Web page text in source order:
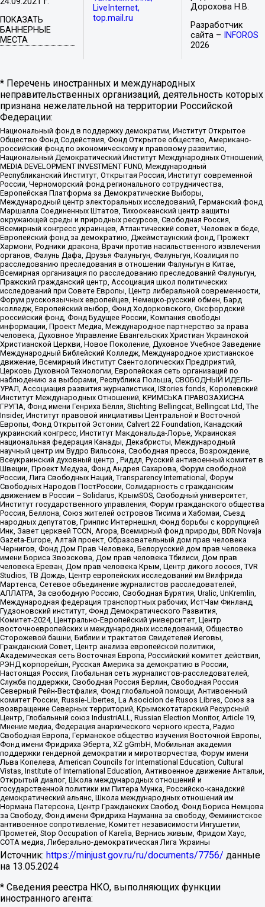
ПОКАЗАТЬ
БАННЕРНЫЕ
МЕСТА
LiveInternet,
top.mail.ru
Дорохова Н.В.
Разработчик
сайта –
INFOROS
2026
* Перечень иностранных и международных
неправительственных организаций, деятельность которых
признана нежелательной на территории Российской
Федерации:
Национальный фонд в поддержку демократии, Институт Открытое
Общество Фонд Содействия, Фонд Открытое общество, Американо-
российский фонд по экономическому и правовому развитию,
Национальный Демократический Институт Международных Отношений,
MEDIA DEVELOPMENT INVESTMENT FUND, Международный
Республиканский Институт, Открытая Россия, Институт современной
России, Черноморский фонд регионального сотрудничества,
Европейская Платформа за Демократические Выборы,
Международный центр электоральных исследований, Германский фонд
Маршалла Соединенных Штатов, Тихоокеанский центр защиты
окружающей среды и природных ресурсов, Свободная Россия,
Всемирный конгресс украинцев, Атлантический совет, Человек в беде,
Европейский фонд за демократию, Джеймстаунский фонд, Прожект
Хармони, Родники дракона, Врачи против насильственного извлечения
органов, Фалунь Дафа, Друзья Фалуньгун, Фалуньгун, Коалиция по
расследованию преследования в отношении Фалуньгун в Китае,
Всемирная организация по расследованию преследований Фалуньгун,
Пражский гражданский центр, Ассоциация школ политических
исследований при Совете Европы, Центр либеральной современности,
Форум русскоязычных европейцев, Немецко-русский обмен, Бард
колледж, Европейский выбор, Фонд Ходорковского, Оксфордский
российский фонд, Фонд Будущее России, Компания свободы
информации, Проект Медиа, Международное партнерство за права
человека, Духовное Управление Евангельских Христиан Украинской
Христианской Церкви, Новое Поколение, Духовное Учебное Заведение
Международный Библейский Колледж, Международное христианское
движение, Всемирный Институт Саентологических Предприятий,
Церковь Духовной Технологии, Европейская сеть организаций по
наблюдению за выборами, Республика Польша, СВОБОДНЫЙ ИДЕЛЬ-
УРАЛ, Ассоциация развития журналистики, IStories fonds, Королевский
Институт Международных Отношений, КРИМСЬКА ПРАВОЗАХИСНА
ГРУПА, Фонд имени Генриха Бёлля, Stichting Bellingcat, Bellingcat Ltd, The
Insider, Институт правовой инициативы Центральной и Восточной
Европы, Фонд Открытой Эстонии, Calvert 22 Foundation, Канадский
украинский конгресс, Институт Макдональда-Лорье, Украинская
национальная федерация Канады, Декабристы, Международный
научный центр им Вудро Вильсона, Свободная пресса, Возрождение,
Всеукраинский духовный центр , Риддл, Русский антивоенный комитет в
Швеции, Проект Медуза, Фонд Андрея Сахарова, Форум свободной
России, Лига Свободных Наций, Transparеncy International, Форум
Свободных Народов ПостРоссии, Солидарность с гражданским
движением в России – Solidarus, КрымSOS, Свободный университет,
Институт государственного управления, Форум гражданского общества
Россия, Беллона, Союз жителей островов Тисима и Хабомаи, Съезд
народных депутатов, Гринпис Интернешнл, Фонд борьбы с коррупцией
Инк, Завет церквей TCCN, Агора, Всемирный фонд природы, BDR Novaja
Gazeta-Europe, Алтай проект, Образовательный дом прав человека
Чернигов, Фонд Дом Прав Человека, Белорусский дом прав человека
имени Бориса Звозскова, Дом прав человека Тбилиси, Дом прав
человека Ереван, Дом прав человека Крым, Центр дикого лосося, TVR
Studios, ТВ Дождь, Центр европейских исследований им Вилфрида
Мартенса, Сетевое объединение журналистов расследователей,
АЛЛАТРА, За свободную Россию, Свободная Бурятия, Uralic, UnKremlin,
Международная федерация транспортных рабочих, ИстЧам Финланд,
Гудзоновский институт, Фонд Демократического Развития,
Комитет-2024, Центрально-Европейский университет, Центр
восточноевропейских и международных исследований, Общество
Сторожевой башни, Библии и трактатов Свидетелей Иеговы,
Гражданский Совет, Центр анализа европейской политики,
Академическая сеть Восточная Европа, Российский комитет действия,
РЭНД корпорейшн, Русская Америка за демократию в России,
Настоящая Россия, Глобальная сеть журналистов-расследователей,
Служба поддержки, Свободная Россия Берлин, Свободная Россия
Северный Рейн-Вестфалия, Фонд глобальной помощи, Антивоенный
комитет России, Russie-Libertes, La Asocicion de Rusos Libres, Союз за
возвращение Северных территорий, Крымскотатарский Ресурсный
Центр, Глобальный союз IndustriALL, Russian Election Monitor, Article 19,
Мнение медиа, Федерация анархического черного креста, Радио
Свободная Европа, Германское общество изучения Восточной Европы,
Фонд имени Фридриха Эберта, XZ gGmbH, Мобильная академия
поддержки гендерной демократии и миротворчества, Форум имени
Льва Копелева, American Councils for International Education, Cultural
Vistas, Institute of International Education, Антивоенное движение Антальи,
Открытый диалог, Школа международных отношений и
государственной политики им Питера Мунка, Российско-канадский
демократический альянс, Школа международных отношений им
Нормана Патерсона, Центр Гражданских Свобод, Фонд Бориса Немцова
за Свободу, Фонд имени Фридриха Науманна за свободу, Феминистское
антивоенное сопротивление, Комитет независимости Ингушетии,
Прометей, Stop Occupation of Karelia, Вернись живым, Фридом Хаус,
СОТА медиа, Либерально-демократическая Лига Украины
Источник: https://minjust.gov.ru/ru/documents/7756/ данные
на 13.05.2024
* Сведения реестра НКО, выполняющих функции
иностранного агента: